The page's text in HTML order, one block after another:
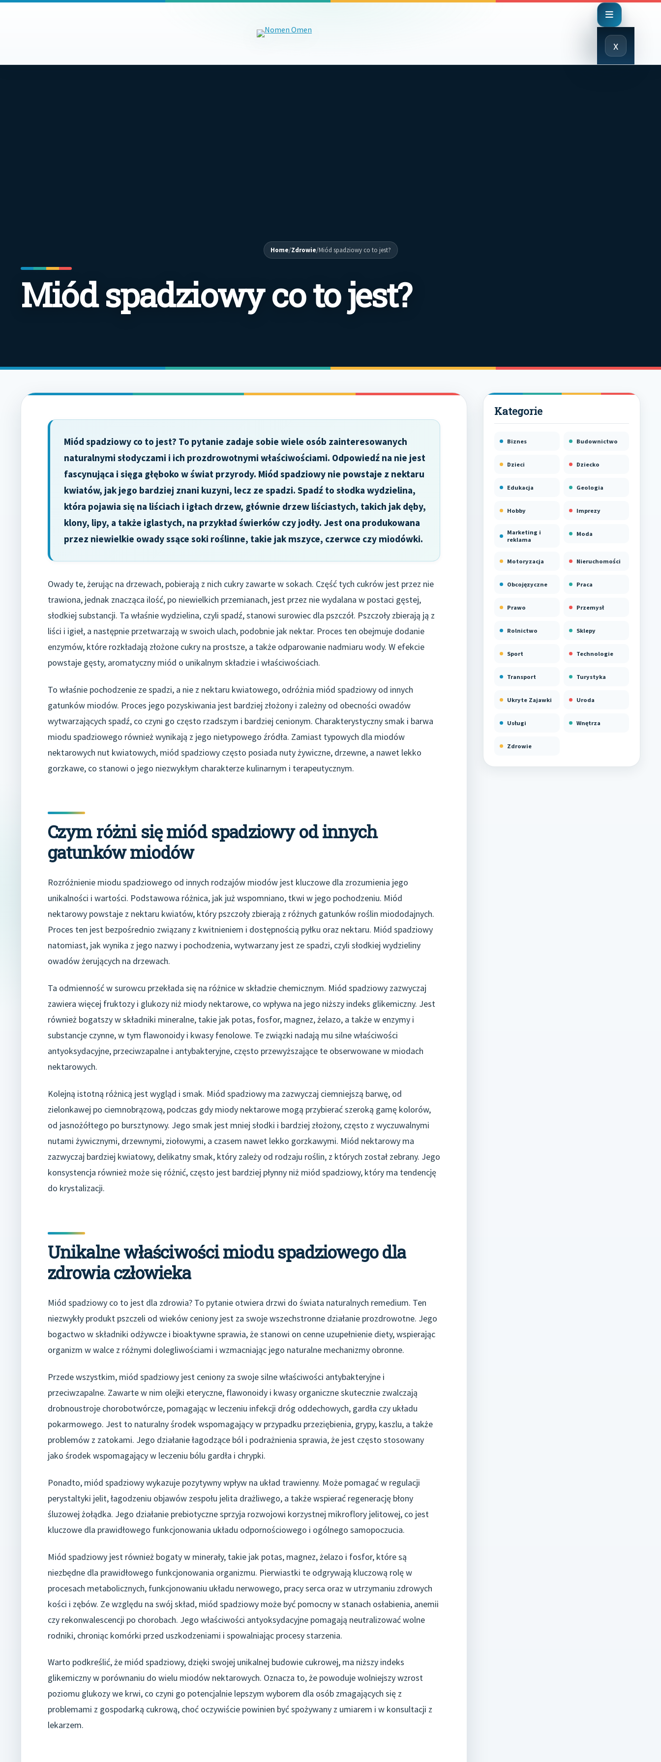
x
Close
Menu
Home/Zdrowie/Miód spadziowy co to jest?
Miód spadziowy co to jest?
Miód spadziowy co to jest? To pytanie zadaje sobie wiele osób zainteresowanych
naturalnymi słodyczami i ich prozdrowotnymi właściwościami. Odpowiedź na nie jest
fascynująca i sięga głęboko w świat przyrody. Miód spadziowy nie powstaje z nektaru
kwiatów, jak jego bardziej znani kuzyni, lecz ze spadzi. Spadź to słodka wydzielina,
która pojawia się na liściach i igłach drzew, głównie drzew liściastych, takich jak dęby,
klony, lipy, a także iglastych, na przykład świerków czy jodły. Jest ona produkowana
przez niewielkie owady ssące soki roślinne, takie jak mszyce, czerwce czy miodówki.
Owady te, żerując na drzewach, pobierają z nich cukry zawarte w sokach. Część tych cukrów jest przez nie
trawiona, jednak znacząca ilość, po niewielkich przemianach, jest przez nie wydalana w postaci gęstej,
słodkiej substancji. Ta właśnie wydzielina, czyli spadź, stanowi surowiec dla pszczół. Pszczoły zbierają ją z
liści i igieł, a następnie przetwarzają w swoich ulach, podobnie jak nektar. Proces ten obejmuje dodanie
enzymów, które rozkładają złożone cukry na prostsze, a także odparowanie nadmiaru wody. W efekcie
powstaje gęsty, aromatyczny miód o unikalnym składzie i właściwościach.
To właśnie pochodzenie ze spadzi, a nie z nektaru kwiatowego, odróżnia miód spadziowy od innych
gatunków miodów. Proces jego pozyskiwania jest bardziej złożony i zależny od obecności owadów
wytwarzających spadź, co czyni go często rzadszym i bardziej cenionym. Charakterystyczny smak i barwa
miodu spadziowego również wynikają z jego nietypowego źródła. Zamiast typowych dla miodów
nektarowych nut kwiatowych, miód spadziowy często posiada nuty żywiczne, drzewne, a nawet lekko
gorzkawe, co stanowi o jego niezwykłym charakterze kulinarnym i terapeutycznym.
Czym różni się miód spadziowy od innych
gatunków miodów
Rozróżnienie miodu spadziowego od innych rodzajów miodów jest kluczowe dla zrozumienia jego
unikalności i wartości. Podstawowa różnica, jak już wspomniano, tkwi w jego pochodzeniu. Miód
nektarowy powstaje z nektaru kwiatów, który pszczoły zbierają z różnych gatunków roślin miododajnych.
Proces ten jest bezpośrednio związany z kwitnieniem i dostępnością pyłku oraz nektaru. Miód spadziowy
natomiast, jak wynika z jego nazwy i pochodzenia, wytwarzany jest ze spadzi, czyli słodkiej wydzieliny
owadów żerujących na drzewach.
Ta odmienność w surowcu przekłada się na różnice w składzie chemicznym. Miód spadziowy zazwyczaj
zawiera więcej fruktozy i glukozy niż miody nektarowe, co wpływa na jego niższy indeks glikemiczny. Jest
również bogatszy w składniki mineralne, takie jak potas, fosfor, magnez, żelazo, a także w enzymy i
substancje czynne, w tym flawonoidy i kwasy fenolowe. Te związki nadają mu silne właściwości
antyoksydacyjne, przeciwzapalne i antybakteryjne, często przewyższające te obserwowane w miodach
nektarowych.
Kolejną istotną różnicą jest wygląd i smak. Miód spadziowy ma zazwyczaj ciemniejszą barwę, od
zielonkawej po ciemnobrązową, podczas gdy miody nektarowe mogą przybierać szeroką gamę kolorów,
od jasnożółtego po bursztynowy. Jego smak jest mniej słodki i bardziej złożony, często z wyczuwalnymi
nutami żywicznymi, drzewnymi, ziołowymi, a czasem nawet lekko gorzkawymi. Miód nektarowy ma
zazwyczaj bardziej kwiatowy, delikatny smak, który zależy od rodzaju roślin, z których został zebrany. Jego
konsystencja również może się różnić, często jest bardziej płynny niż miód spadziowy, który ma tendencję
do krystalizacji.
Unikalne właściwości miodu spadziowego dla
zdrowia człowieka
Miód spadziowy co to jest dla zdrowia? To pytanie otwiera drzwi do świata naturalnych remedium. Ten
niezwykły produkt pszczeli od wieków ceniony jest za swoje wszechstronne działanie prozdrowotne. Jego
bogactwo w składniki odżywcze i bioaktywne sprawia, że stanowi on cenne uzupełnienie diety, wspierając
organizm w walce z różnymi dolegliwościami i wzmacniając jego naturalne mechanizmy obronne.
Przede wszystkim, miód spadziowy jest ceniony za swoje silne właściwości antybakteryjne i
przeciwzapalne. Zawarte w nim olejki eteryczne, flawonoidy i kwasy organiczne skutecznie zwalczają
drobnoustroje chorobotwórcze, pomagając w leczeniu infekcji dróg oddechowych, gardła czy układu
pokarmowego. Jest to naturalny środek wspomagający w przypadku przeziębienia, grypy, kaszlu, a także
problemów z zatokami. Jego działanie łagodzące ból i podrażnienia sprawia, że jest często stosowany
jako środek wspomagający w leczeniu bólu gardła i chrypki.
Ponadto, miód spadziowy wykazuje pozytywny wpływ na układ trawienny. Może pomagać w regulacji
perystaltyki jelit, łagodzeniu objawów zespołu jelita drażliwego, a także wspierać regenerację błony
śluzowej żołądka. Jego działanie prebiotyczne sprzyja rozwojowi korzystnej mikroflory jelitowej, co jest
kluczowe dla prawidłowego funkcjonowania układu odpornościowego i ogólnego samopoczucia.
Miód spadziowy jest również bogaty w minerały, takie jak potas, magnez, żelazo i fosfor, które są
niezbędne dla prawidłowego funkcjonowania organizmu. Pierwiastki te odgrywają kluczową rolę w
procesach metabolicznych, funkcjonowaniu układu nerwowego, pracy serca oraz w utrzymaniu zdrowych
kości i zębów. Ze względu na swój skład, miód spadziowy może być pomocny w stanach osłabienia, anemii
czy rekonwalescencji po chorobach. Jego właściwości antyoksydacyjne pomagają neutralizować wolne
rodniki, chroniąc komórki przed uszkodzeniami i spowalniając procesy starzenia.
Warto podkreślić, że miód spadziowy, dzięki swojej unikalnej budowie cukrowej, ma niższy indeks
glikemiczny w porównaniu do wielu miodów nektarowych. Oznacza to, że powoduje wolniejszy wzrost
poziomu glukozy we krwi, co czyni go potencjalnie lepszym wyborem dla osób zmagających się z
problemami z gospodarką cukrową, choć oczywiście powinien być spożywany z umiarem i w konsultacji z
lekarzem.
Biznes Budownictwo
Dzieci Dziecko
Edukacja Geologia
Hobby Imprezy
Marketing i
reklama
Moda
Motoryzacja Nieruchomości
Obcojęzyczne Praca
Prawo Przemysł
Rolnictwo Sklepy
Sport Technologie
Transport Turystyka
Ukryte Zajawki Uroda
Usługi Wnętrza
Zdrowie